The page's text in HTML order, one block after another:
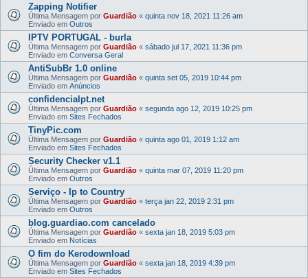
Zapping Notifier
Última Mensagem por Guardião « quinta nov 18, 2021 11:26 am
Enviado em Outros
IPTV PORTUGAL - burla
Última Mensagem por Guardião « sábado jul 17, 2021 11:36 pm
Enviado em Conversa Geral
AntiSubBr 1.0 online
Última Mensagem por Guardião « quinta set 05, 2019 10:44 pm
Enviado em Anúncios
confidencialpt.net
Última Mensagem por Guardião « segunda ago 12, 2019 10:25 pm
Enviado em Sites Fechados
TinyPic.com
Última Mensagem por Guardião « quinta ago 01, 2019 1:12 am
Enviado em Sites Fechados
Security Checker v1.1
Última Mensagem por Guardião « quinta mar 07, 2019 11:20 pm
Enviado em Outros
Serviço - Ip to Country
Última Mensagem por Guardião « terça jan 22, 2019 2:31 pm
Enviado em Outros
blog.guardiao.com cancelado
Última Mensagem por Guardião « sexta jan 18, 2019 5:03 pm
Enviado em Notícias
O fim do Kerodownload
Última Mensagem por Guardião « sexta jan 18, 2019 4:39 pm
Enviado em Sites Fechados